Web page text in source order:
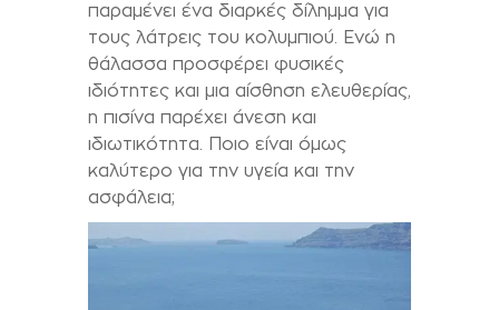
παραμένει ένα διαρκές δίλημμα για
τους λάτρεις του κολυμπιού. Ενώ η
θάλασσα προσφέρει φυσικές
ιδιότητες και μια αίσθηση ελευθερίας,
η πισίνα παρέχει άνεση και
ιδιωτικότητα. Ποιο είναι όμως
καλύτερο για την υγεία και την
ασφάλεια;